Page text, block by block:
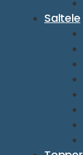
Saltele